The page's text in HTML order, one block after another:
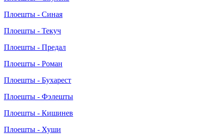
Плоешты - Синая
Плоешты - Текуч
Плоешты - Предал
Плоешты - Роман
Плоешты - Бухарест
Плоешты - Фэлешты
Плоешты - Кишинев
Плоешты - Хуши